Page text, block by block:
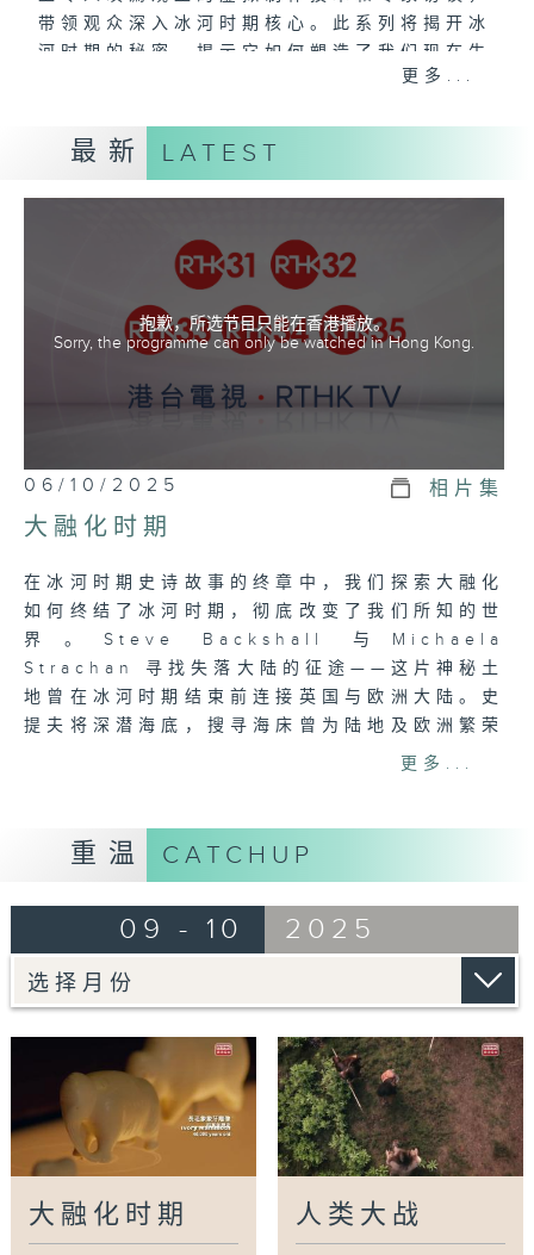
带领观众深入冰河时期核心。此系列将揭开冰
河时期的秘密，揭示它如何塑造了我们现在生
活的世界。节目记录了巨兽的崛起，从长毛象
式故事；以及全球暖化竟可能引发下一个冰河
时期的极大讽刺。
更多...
最新 LATEST
抱歉，所选节目只能在香港播放。
Sorry, the programme can only be watched in Hong Kong.
06/10/2025 相片集
大融化时期
在冰河时期史诗故事的终章中，我们探索大融化
如何终结了冰河时期，彻底改变了我们所知的世
界。Steve Backshall 与Michaela
Strachan 寻找失落大陆的征途——这片神秘土
地曾在冰河时期结束前连接英国与欧洲大陆。史
提夫将深潜海底，搜寻海床曾为陆地及欧洲繁荣
中心的证据。然而当史提夫潜入深海时，他的发
回到陆地，Michaela深入调查这片古老大陆的
秘密，试图解开其沉没之谜。她发现在距今不足
永久分割了英国与欧洲。这场浩劫或许正是推动
早期人类文明跃进的关键转折点。
Steve深入研究早期人类如何快速适应新的水世
界，创造出异于今日的船舶的独特水上载具。当
史提夫亲自测试这些远古船只时，其性能表现令
他震惊。
同一时间，在北极，Michaela与英国南极调查
局携手合作，从偏远冰川深处钻取珍贵的冰芯。
这些冰层样本将揭示全球气候变迁的关键讯息。
是触发新冰河时期的理想条件。
更多...
重温 CATCHUP
09 - 10 2025
大融化时期 人类大战